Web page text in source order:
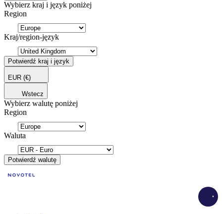
Wybierz kraj i język poniżej
Region
Kraj/region-język
Potwierdź kraj i język
EUR (€)
Wstecz
Wybierz walutę poniżej
Region
Waluta
Potwierdź walutę